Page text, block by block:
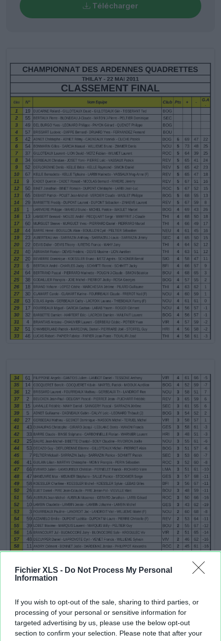
Fichier XLS - Do Not Process My Personal
Information
If you wish to opt-out of the sale, sharing to third parties, or
processing of your personal or sensitive information for
targeted advertising by us, please use the below opt-out
section to confirm your selection. Please note that after your
Télécharger